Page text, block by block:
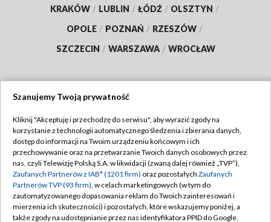
KRAKÓW / LUBLIN / ŁÓDŹ / OLSZTYN /
OPOLE / POZNAŃ / RZESZÓW /
SZCZECIN / WARSZAWA / WROCŁAW
TVP
Abonament TVP
Emisja w TVP
Centrum informacji TVP
Naziemna Telewizja Cyfrowa
Regulamin TVP
Polityka prywatności
Moje zgody
Pomoc
Szanujemy Twoją prywatność
Kliknij "Akceptuję i przechodzę do serwisu", aby wyrazić zgody na
korzystanie z technologii automatycznego śledzenia i zbierania danych,
dostęp do informacji na Twoim urządzeniu końcowym i ich
przechowywanie oraz na przetwarzanie Twoich danych osobowych przez
nas, czyli Telewizję Polską S.A. w likwidacji (zwaną dalej również „TVP”),
Zaufanych Partnerów z IAB* (1201 firm) oraz pozostałych Zaufanych
Partnerów TVP (93 firm), w celach marketingowych (w tym do
zautomatyzowanego dopasowania reklam do Twoich zainteresowań i
mierzenia ich skuteczności) i pozostałych, które wskazujemy poniżej, a
także zgody na udostępnianie przez nas identyfikatora PPID do Google.